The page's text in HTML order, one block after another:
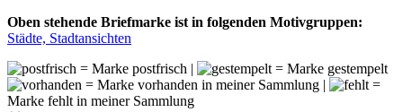
Oben stehende Briefmarke ist in folgenden Motivgruppen:
Städte, Stadtansichten
= Marke postfrisch |
= Marke gestempelt
= Marke vorhanden in meiner Sammlung |
=
Marke fehlt in meiner Sammlung